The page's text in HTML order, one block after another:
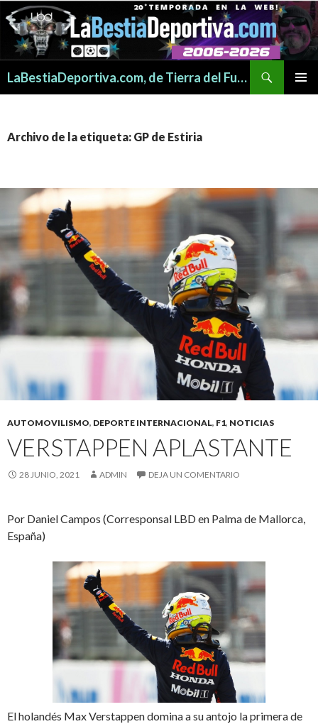
LaBestiaDeportiva.com, de Tierra del Fuego para todo el mundo
Archivo de la etiqueta: GP de Estiria
AUTOMOVILISMO, DEPORTE INTERNACIONAL, F1, NOTICIAS
VERSTAPPEN APLASTANTE
28 JUNIO, 2021 ADMIN DEJA UN COMENTARIO
Por Daniel Campos (Corresponsal LBD en Palma de Mallorca,
España)
El holandés Max Verstappen domina a su antojo la primera de